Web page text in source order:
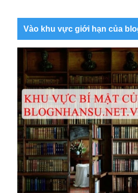
Vào khu vực giới hạn của